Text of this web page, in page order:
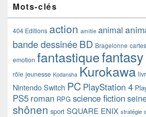
Mots-clés
404 Editions action amitie animal
bande dessinéeBD Bragelonne cartes
emotion fantastiquefantasy
rôle jeunesse Kodansha Kurokawa
Nintendo Switch PC PlayStation 4
PS5 roman RPG science fiction
shônen sport SQUARE ENIX stratégie